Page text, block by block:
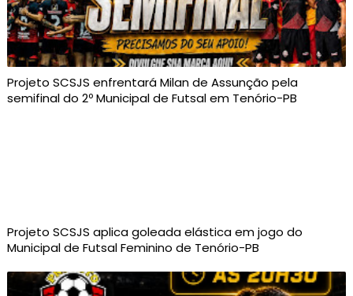
Projeto SCSJS enfrentará Milan de Assunção pela
semifinal do 2º Municipal de Futsal em Tenório-PB
Projeto SCSJS aplica goleada elástica em jogo do
Municipal de Futsal Feminino de Tenório-PB